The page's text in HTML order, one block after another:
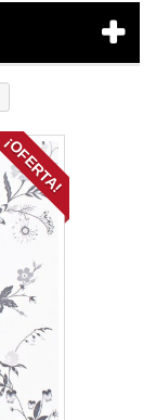
¡OFERTA!